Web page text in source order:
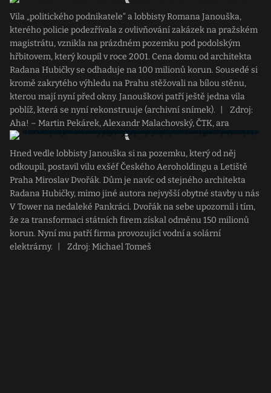
Vila „politického podnikatele“ a lobbisty Romana Janouška,
kterého policie podezřívala z ovlivňování zakázek na pražském
magistrátu, vznikla na prázdném pozemku pod podolským
hřbitovem, který koupil v roce 2001. Cena domu od architekta
Radana Hubičky se odhaduje na 100 milionů korun. Sousedé si
kromě zakrytého výhledu na Prahu stěžovali na bílou stěnu,
kterou mají nyní před okny. Janouškovi patří ještě jedna vila
poblíž, která se nyní rekonstruuje (archivní snímek).
Zdroj:
Aha! – Martin Pekárek, Alexandr Malachovský, ČTK, ara
Hned vedle lobbisty Janouška si na pozemku, který od něj
odkoupil, postavil vilu exšéf Českého Aeroholdingu a Letiště
Praha Miroslav Dvořák. Dům je navíc od stejného architekta
Radana Hubičky, mimo jiné autora nejvyšší obytné stavby u nás
V Tower na nedaleké Pankráci. Dvořák na sebe upozornil i tím,
že za transformaci státních firem získal odměnu 150 milionů
korun. Nyní mu patří firma provozující vodní a solární
elektrárny.
Zdroj: Michael Tomeš